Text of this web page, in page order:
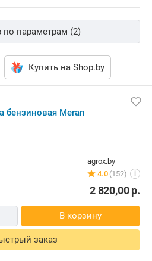
по параметрам (2)
Купить на Shop.by
бензиновая Meran
agrox.by
4.0 (152) i
2 820,00р.
В корзину
заказ